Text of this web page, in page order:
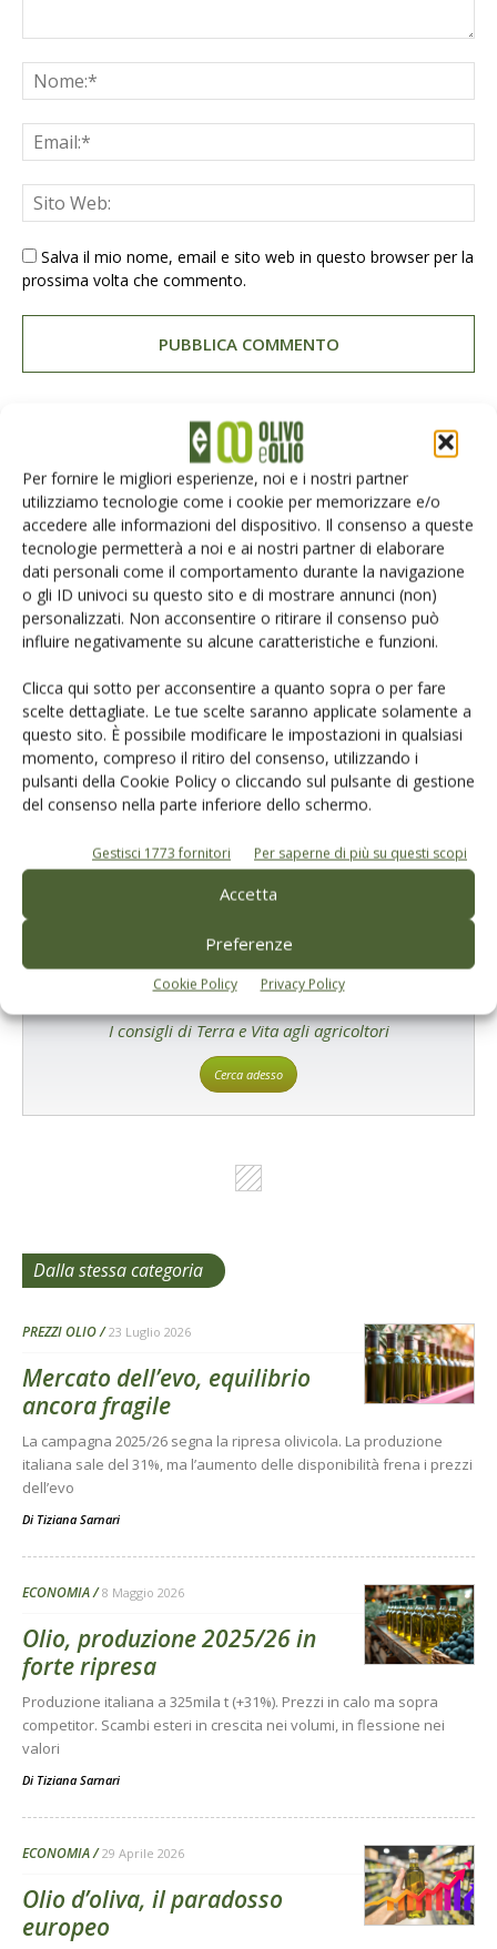
Per fornire le migliori esperienze, noi e i nostri partner
utilizziamo tecnologie come i cookie per memorizzare e/o
accedere alle informazioni del dispositivo. Il consenso a queste
tecnologie permetterà a noi e ai nostri partner di elaborare
dati personali come il comportamento durante la navigazione
o gli ID univoci su questo sito e di mostrare annunci (non)
personalizzati. Non acconsentire o ritirare il consenso può
influire negativamente su alcune caratteristiche e funzioni.
Clicca qui sotto per acconsentire a quanto sopra o per fare
scelte dettagliate. Le tue scelte saranno applicate solamente a
questo sito. È possibile modificare le impostazioni in qualsiasi
momento, compreso il ritiro del consenso, utilizzando i
pulsanti della Cookie Policy o cliccando sul pulsante di gestione
del consenso nella parte inferiore dello schermo.
Gestisci 1773 fornitori Per saperne di più su questi scopi
Accetta
Preferenze
Cookie Policy Privacy Policy
Salva il mio nome, email e sito web in questo browser per la
prossima volta che commento.
E-magazine
Tecniche, prodotti e servizi dalle aziende
Catalogo Aziende e Prodotti
Un modo semplice per cercare un'azienda o un
prodotto!
Cerca adesso
L'Esperto risponde
I consigli di Terra e Vita agli agricoltori
Cerca adesso
Dalla stessa categoria
PREZZI OLIO 23 Luglio 2026
Mercato dell’evo, equilibrio
ancora fragile
La campagna 2025/26 segna la ripresa olivicola. La produzione
italiana sale del 31%, ma l’aumento delle disponibilità frena i prezzi
dell’evo
Di Tiziana Sarnari
ECONOMIA 8 Maggio 2026
Olio, produzione 2025/26 in
forte ripresa
Produzione italiana a 325mila t (+31%). Prezzi in calo ma sopra
competitor. Scambi esteri in crescita nei volumi, in flessione nei
valori
Di Tiziana Sarnari
ECONOMIA 29 Aprile 2026
Olio d’oliva, il paradosso
europeo